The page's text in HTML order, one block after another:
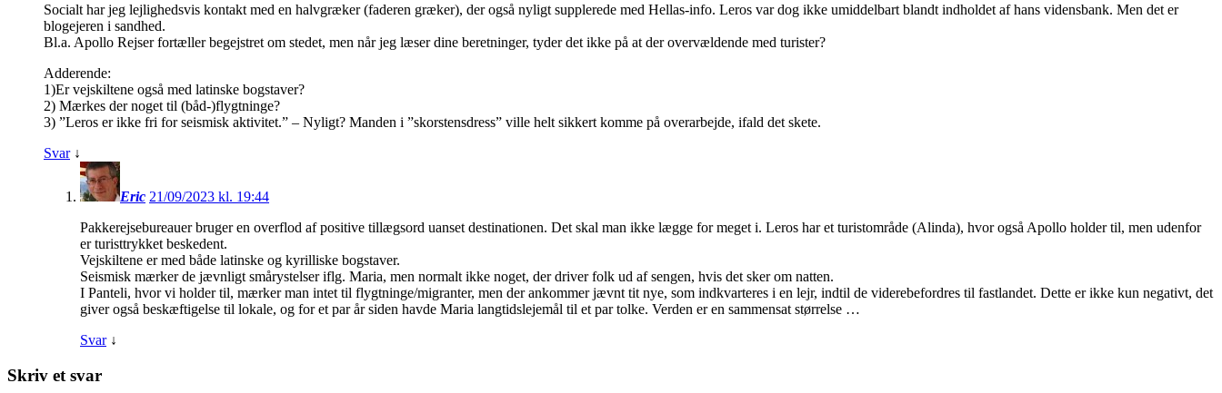
Socialt har jeg lejlighedsvis kontakt med en halvgræker (faderen græker), der også nyligt supplerede med Hellas-info. Leros var dog ikke umiddelbart blandt indholdet af hans vidensbank. Men det er
blogejeren i sandhed.
Bl.a. Apollo Rejser fortæller begejstret om stedet, men når jeg læser dine beretninger, tyder det ikke på at der overvældende med turister?
Adderende:
1)Er vejskiltene også med latinske bogstaver?
2) Mærkes der noget til (båd-)flygtninge?
3) ”Leros er ikke fri for seismisk aktivitet.” – Nyligt? Manden i ”skorstensdress” ville helt sikkert komme på overarbejde, ifald det skete.
Svar ↓
Eric 21/09/2023 kl. 19:44
Pakkerejsebureauer bruger en overflod af positive tillægsord uanset destinationen. Det skal man ikke lægge for meget i. Leros har et turistområde (Alinda), hvor også Apollo holder til, men udenfor
er turisttrykket beskedent.
Vejskiltene er med både latinske og kyrilliske bogstaver.
Seismisk mærker de jævnligt smårystelser iflg. Maria, men normalt ikke noget, der driver folk ud af sengen, hvis det sker om natten.
I Panteli, hvor vi holder til, mærker man intet til flygtninge/migranter, men der ankommer jævnt tit nye, som indkvarteres i en lejr, indtil de viderebefordres til fastlandet. Dette er ikke kun negativt, det
giver også beskæftigelse til lokale, og for et par år siden havde Maria langtidslejemål til et par tolke. Verden er en sammensat størrelse …
Svar ↓
Skriv et svar